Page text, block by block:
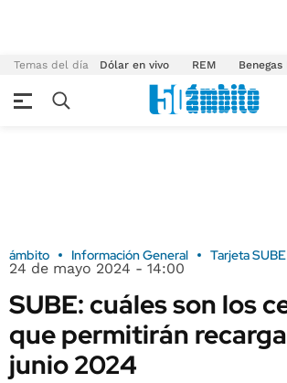
Temas del día Dólar en vivo REM Benegas
ámbito Información General Tarjeta SUBE
24 de mayo 2024 - 14:00
SUBE: cuáles son los
que permitirán
junio 2024